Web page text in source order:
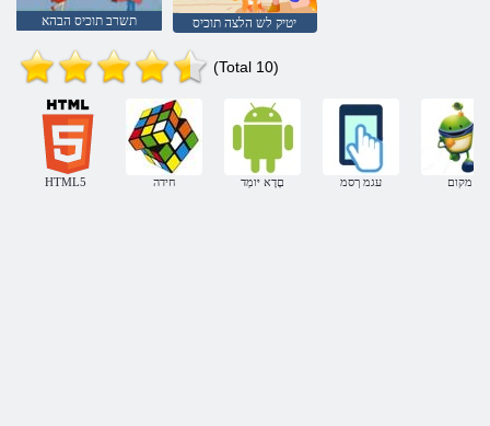
תשרב תוכיס הבהא יטיק לש הלצה תוכיס
(Total 10)
HTML5 חידה םָדָא יּומְד עגמ ךסמ מקום